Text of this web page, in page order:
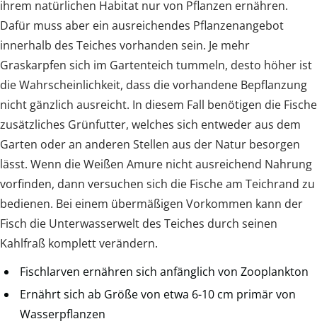
ihrem natürlichen Habitat nur von Pflanzen ernähren.
Dafür muss aber ein ausreichendes Pflanzenangebot
innerhalb des Teiches vorhanden sein. Je mehr
Graskarpfen sich im Gartenteich tummeln, desto höher ist
die Wahrscheinlichkeit, dass die vorhandene Bepflanzung
nicht gänzlich ausreicht. In diesem Fall benötigen die Fische
zusätzliches Grünfutter, welches sich entweder aus dem
Garten oder an anderen Stellen aus der Natur besorgen
lässt. Wenn die Weißen Amure nicht ausreichend Nahrung
vorfinden, dann versuchen sich die Fische am Teichrand zu
bedienen. Bei einem übermäßigen Vorkommen kann der
Fisch die Unterwasserwelt des Teiches durch seinen
Kahlfraß komplett verändern.
Fischlarven ernähren sich anfänglich von Zooplankton
Ernährt sich ab Größe von etwa 6-10 cm primär von
Wasserpflanzen